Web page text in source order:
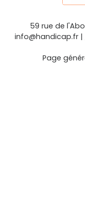
59 rue de
info@handicap.fr |
Page